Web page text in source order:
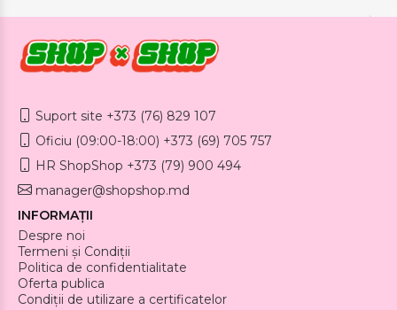
Suport site +373 (76) 829 107
Oficiu (09:00-18:00) +373 (69) 705 757
HR ShopShop +373 (79) 900 494
manager@shopshop.md
INFORMAȚII
Despre noi
Termeni și Condiții
Politica de confidentialitate
Oferta publica
Condiții de utilizare a certificatelor